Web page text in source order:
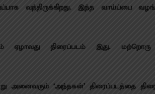
வந்திருக்கிறது. இந்த வாய்ப்பை
ஏழாவது திரைப்படம் இது. மற்றொரு
‘அந்தகன்’ திரைப்படத்தை